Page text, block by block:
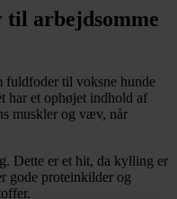
til arbejdsomme
fuldfoder til voksne hunde
har et ophøjet indhold af
muskler og væv, når
Dette er et hit, da kylling er
gode proteinkilder og